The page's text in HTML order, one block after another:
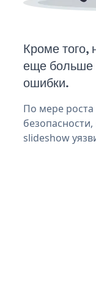
Кроме
еще больше
ошибки.
По мере
slideshow